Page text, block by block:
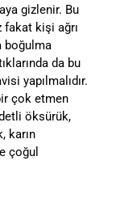
gizlenir. Bu
kişi ağrı
boğulma
da bu
yapılmalıdır.
çok etmen
öksürük,
karın
çoğul